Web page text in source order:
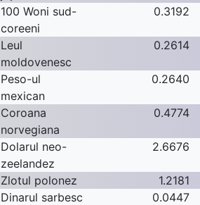
100 Woni sud-
coreeni
0.3192
Leul
moldovenesc
0.2614
Peso-ul
mexican
0.2640
Coroana
norvegiana
0.4774
Dolarul neo-
zeelandez
2.6676
Zlotul polonez
1.2181
Dinarul sarbesc
0.0447